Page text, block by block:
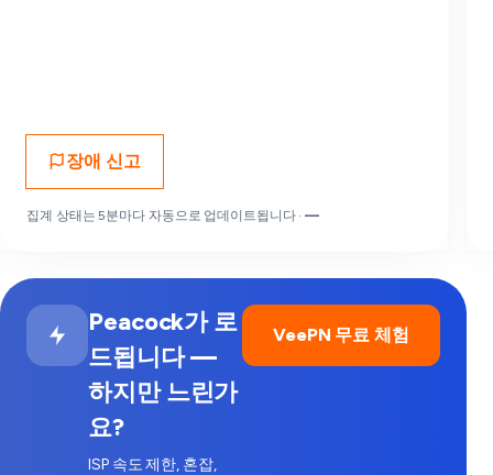
장애 신고
집계 상태는 5분마다 자동으로 업데이트됩니다 ·—
Peacock가 로
드됩니다 —
하지만 느린가
요?
ISP 속도 제한, 혼잡,
VeePN 무료 체험